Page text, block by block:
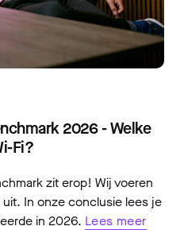
2026 - Welke
Fi?
zit erop! Wij voeren
In onze conclusie lees je
in 2026. Lees meer